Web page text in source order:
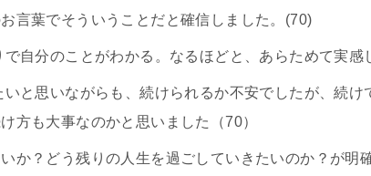
言葉でそういうことだと確信しました。(70)
自分のことがわかる。なるほどと、あらためて実感
と思いながらも、続けられるか不安でしたが、続け
方も大事なのかと思いました（70）
か？どう残りの人生を過ごしていきたいのか？が明